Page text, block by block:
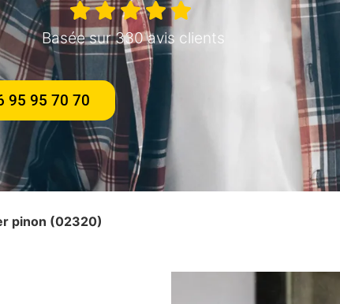
Basée sur 330 avis clients
95 95 70 70
pinon (02320)